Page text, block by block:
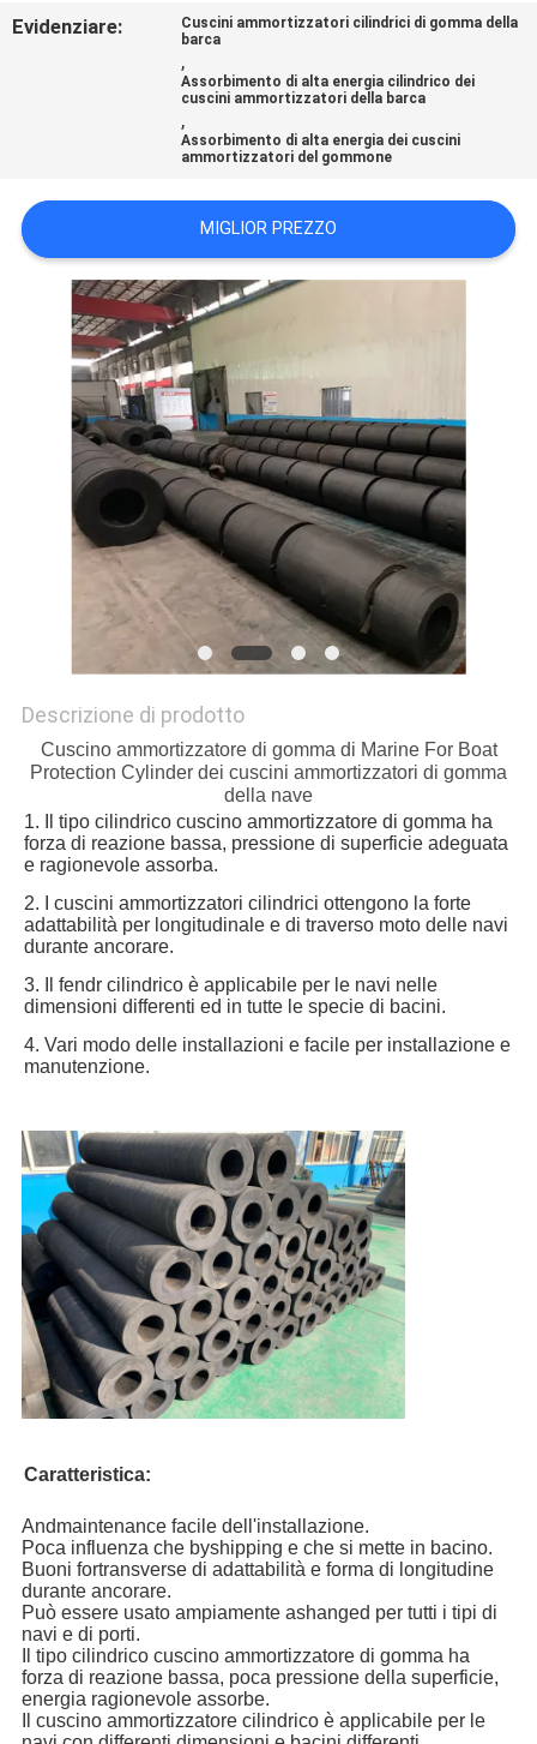
CASI
SITO
PRIVACY
POLICY
Evidenziare:
Cuscini ammortizzatori cilindrici di gomma della
barca
,
Assorbimento di alta energia cilindrico dei
cuscini ammortizzatori della barca
,
Assorbimento di alta energia dei cuscini
ammortizzatori del gommone
MIGLIOR PREZZO
Descrizione di prodotto
Cuscino ammortizzatore di gomma di Marine For Boat
Protection Cylinder dei cuscini ammortizzatori di gomma
della nave
1.
Il tipo cilindrico cuscino ammortizzatore di gomma ha
forza di reazione bassa, pressione di superficie adeguata
e ragionevole assorba.
2. I cuscini ammortizzatori cilindrici ottengono la forte
adattabilità per longitudinale e di traverso moto delle navi
durante ancorare.
3. Il fendr cilindrico è applicabile per le navi nelle
dimensioni differenti ed in tutte le specie di bacini.
4. Vari modo delle installazioni e facile per installazione e
manutenzione.
Caratteristica:
Andmaintenance facile dell'installazione.
Poca influenza che byshipping e che si mette in bacino.
Buoni fortransverse di adattabilità e forma di longitudine
durante ancorare.
Può essere usato ampiamente ashanged per tutti i tipi di
navi e di porti.
Il tipo cilindrico cuscino ammortizzatore di gomma ha
forza di reazione bassa, poca pressione della superficie,
energia ragionevole assorbe.
Il cuscino ammortizzatore cilindrico è applicabile per le